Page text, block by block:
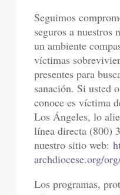
Seguimos
seguros a nuestros
un ambiente
víctimas
presentes para
sanación. Si usted
conoce es víctima
Los Ángeles, lo
línea directa (800)
nuestro sitio web:
archdiocese.org/
Los programas,